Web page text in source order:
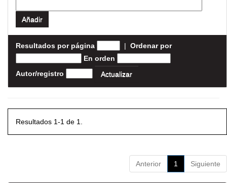
Resultados por página | Ordenar por
En orden
Autor/registro
Resultados 1-1 de 1.
Anterior 1 Siguiente